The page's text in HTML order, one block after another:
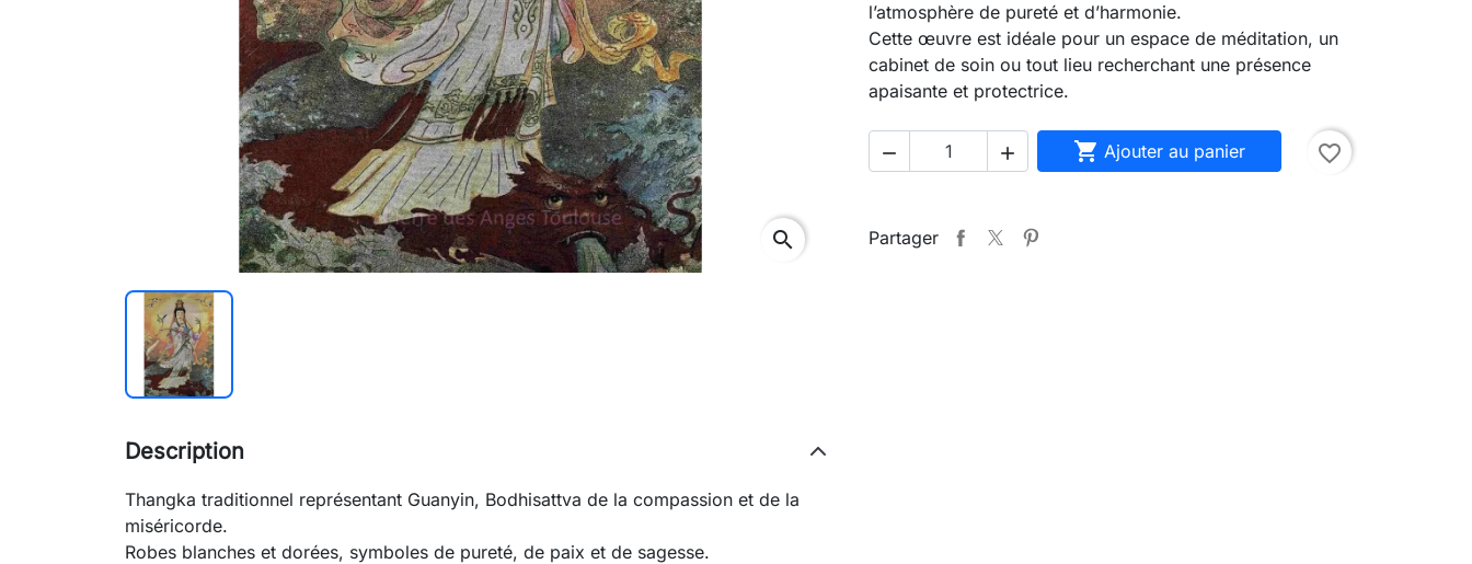
search
l’atmosphère de pureté et d’harmonie.
Cette œuvre est idéale pour un espace de méditation, un
cabinet de soin ou tout lieu recherchant une présence
apaisante et protectrice.
   Ajouter au panier favorite_border
Partager
Description
Thangka traditionnel représentant Guanyin, Bodhisattva de la compassion et de la
miséricorde.
Robes blanches et dorées, symboles de pureté, de paix et de sagesse.